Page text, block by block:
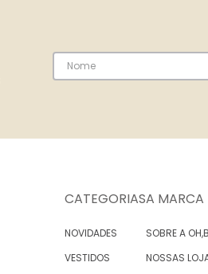
CATEGORIAS
NOVIDADES
VESTIDOS
A MARCA
SOBRE A
NOSSAS